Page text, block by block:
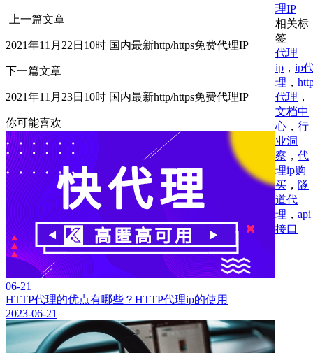
上一篇文章
2021年11月22日10时 国内最新http/https免费代理IP
下一篇文章
2021年11月23日10时 国内最新http/https免费代理IP
你可能喜欢
06-21
HTTP代理的优点有哪些？HTTP代理ip的使用
2023-06-21
理IP
相关标
签
代理
ip ， ip
理 ，
代理 ，
文档中
心 ， 行
业洞
察 ， 代
理ip购
买 ， 隧
道代
理 ， api
接口